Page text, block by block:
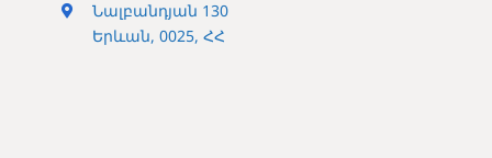
Նալբանդյան 130
Երևան, 0025, ՀՀ